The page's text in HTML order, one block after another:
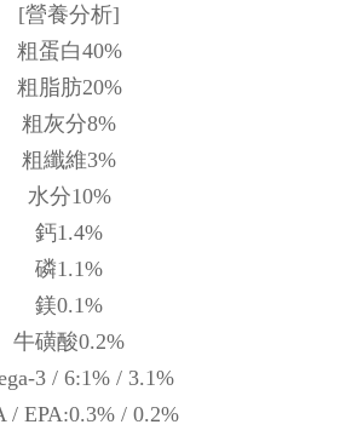
[營養分析]
粗蛋白40%
粗脂肪20%
粗灰分8%
粗纖維3%
水分10%
鈣1.4%
磷1.1%
鎂0.1%
牛磺酸0.2%
3 / 6:1% / 3.1%
/ EPA:0.3% / 0.2%